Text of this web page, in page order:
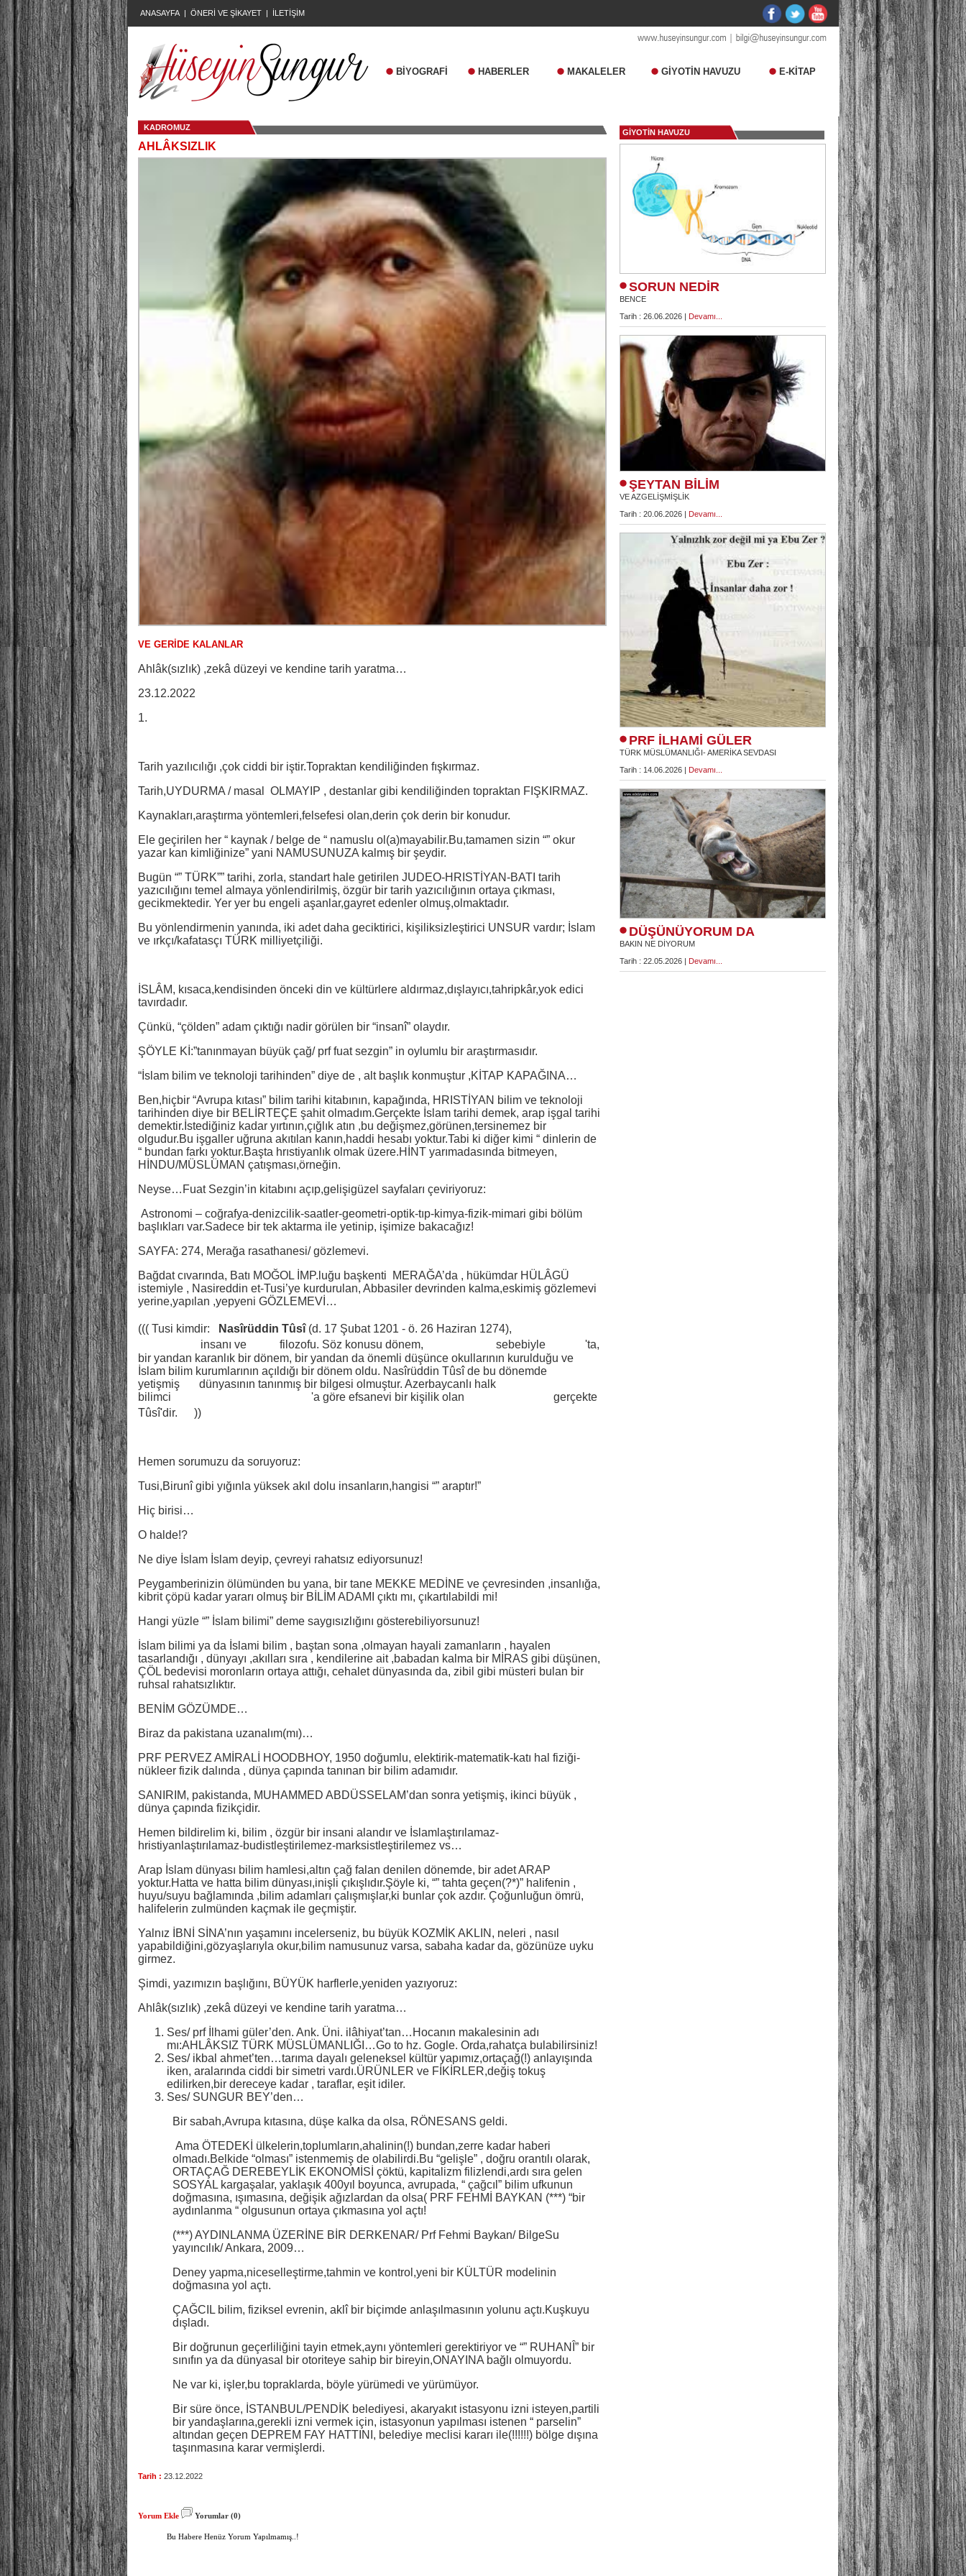
ANASAYFA | ÖNERİ VE ŞİKAYET | İLETİŞİM
BİYOGRAFİ HABERLER MAKALELER GİYOTİN HAVUZU E-KİTAP
KADROMUZ
AHLÂKSIZLIK
VE GERİDE KALANLAR
Ahlâk(sızlık) ,zekâ düzeyi ve kendine tarih yaratma…
23.12.2022
1.
Tarih yazılıcılığı ,çok ciddi bir iştir.Topraktan kendiliğinden fışkırmaz.
Tarih,UYDURMA / masal OLMAYIP , destanlar gibi kendiliğinden topraktan FIŞKIRMAZ.
Kaynakları,araştırma yöntemleri,felsefesi olan,derin çok derin bir konudur.
Ele geçirilen her “ kaynak / belge de “ namuslu ol(a)mayabilir.Bu,tamamen sizin “” okur
yazar kan kimliğinize” yani NAMUSUNUZA kalmış bir şeydir.
Bugün “” TÜRK”” tarihi, zorla, standart hale getirilen JUDEO-HRISTİYAN-BATI tarih
yazıcılığını temel almaya yönlendirilmiş, özgür bir tarih yazıcılığının ortaya çıkması,
gecikmektedir. Yer yer bu engeli aşanlar,gayret edenler olmuş,olmaktadır.
Bu yönlendirmenin yanında, iki adet daha geciktirici, kişiliksizleştirici UNSUR vardır; İslam
ve ırkçı/kafatasçı TÜRK milliyetçiliği.
İSLÂM, kısaca,kendisinden önceki din ve kültürlere aldırmaz,dışlayıcı,tahripkâr,yok edici
tavırdadır.
Çünkü, “çölden” adam çıktığı nadir görülen bir “insanî” olaydır.
ŞÖYLE Kİ:”tanınmayan büyük çağ/ prf fuat sezgin” in oylumlu bir araştırmasıdır.
“İslam bilim ve teknoloji tarihinden” diye de , alt başlık konmuştur ,KİTAP KAPAĞINA…
Ben,hiçbir “Avrupa kıtası” bilim tarihi kitabının, kapağında, HRISTİYAN bilim ve teknoloji
tarihinden diye bir BELİRTEÇE şahit olmadım.Gerçekte İslam tarihi demek, arap işgal tarihi
demektir.İstediğiniz kadar yırtının,çığlık atın ,bu değişmez,görünen,tersinemez bir
olgudur.Bu işgaller uğruna akıtılan kanın,haddi hesabı yoktur.Tabi ki diğer kimi “ dinlerin de
“ bundan farkı yoktur.Başta hrıstiyanlık olmak üzere.HİNT yarımadasında bitmeyen,
HİNDU/MÜSLÜMAN çatışması,örneğin.
Neyse…Fuat Sezgin’in kitabını açıp,gelişigüzel sayfaları çeviriyoruz:
Astronomi – coğrafya-denizcilik-saatler-geometri-optik-tıp-kimya-fizik-mimari gibi bölüm
başlıkları var.Sadece bir tek aktarma ile yetinip, işimize bakacağız!
SAYFA: 274, Merağa rasathanesi/ gözlemevi.
Bağdat cıvarında, Batı MOĞOL İMP.luğu başkenti MERAĞA’da , hükümdar HÜLÂGÜ
istemiyle , Nasireddin et-Tusi’ye kurdurulan, Abbasiler devrinden kalma,eskimiş gözlemevi
yerine,yapılan ,yepyeni GÖZLEMEVİ…
((( Tusi kimdir: Nasîrüddin Tûsî(d. 17 Şubat 1201 - ö. 26 Haziran 1274),
insanı ve filozofu. Söz konusu dönem, sebebiyle
'ta,
bir yandan karanlık bir dönem, bir yandan da önemli düşünce okullarının kurulduğu ve
İslam bilim kurumlarının açıldığı bir dönem oldu. Nasîrüddin Tûsî de bu dönemde
yetişmiş
dünyasının tanınmış bir bilgesi olmuştur. Azerbaycanlı halk
bilimci
'a göre efsanevi bir kişilik olan
gerçekte
Tûsî'dir.
))
Hemen sorumuzu da soruyoruz:
Tusi,Birunî gibi yığınla yüksek akıl dolu insanların,hangisi “” araptır!”
Hiç birisi…
O halde!?
Ne diye İslam İslam deyip, çevreyi rahatsız ediyorsunuz!
Peygamberinizin ölümünden bu yana, bir tane MEKKE MEDİNE ve çevresinden ,insanlığa,
kibrit çöpü kadar yararı olmuş bir BİLİM ADAMI çıktı mı, çıkartılabildi mi!
Hangi yüzle “” İslam bilimi” deme saygısızlığını gösterebiliyorsunuz!
İslam bilimi ya da İslami bilim , baştan sona ,olmayan hayali zamanların , hayalen
tasarlandığı , dünyayı ,akılları sıra , kendilerine ait ,babadan kalma bir MİRAS gibi düşünen,
ÇÖL bedevisi moronların ortaya attığı, cehalet dünyasında da, zibil gibi müsteri bulan bir
ruhsal rahatsızlıktır.
BENİM GÖZÜMDE…
Biraz da pakistana uzanalım(mı)…
PRF PERVEZ AMİRALİ HOODBHOY, 1950 doğumlu, elektirik-matematik-katı hal fiziği-
nükleer fizik dalında , dünya çapında tanınan bir bilim adamıdır.
SANIRIM, pakistanda, MUHAMMED ABDÜSSELAM’dan sonra yetişmiş, ikinci büyük ,
dünya çapında fizikçidir.
Hemen bildirelim ki, bilim , özgür bir insani alandır ve İslamlaştırılamaz-
hristiyanlaştırılamaz-budistleştirilemez-marksistleştirilemez vs…
Arap İslam dünyası bilim hamlesi,altın çağ falan denilen dönemde, bir adet ARAP
yoktur.Hatta ve hatta bilim dünyası,inişli çıkışlıdır.Şöyle ki, “” tahta geçen(?*)” halifenin ,
huyu/suyu bağlamında ,bilim adamları çalışmışlar,ki bunlar çok azdır. Çoğunluğun ömrü,
halifelerin zulmünden kaçmak ile geçmiştir.
Yalnız İBNİ SİNA’nın yaşamını incelerseniz, bu büyük KOZMİK AKLIN, neleri , nasıl
yapabildiğini,gözyaşlarıyla okur,bilim namusunuz varsa, sabaha kadar da, gözünüze uyku
girmez.
Şimdi, yazımızın başlığını, BÜYÜK harflerle,yeniden yazıyoruz:
Ahlâk(sızlık) ,zekâ düzeyi ve kendine tarih yaratma…
Ses/ prf İlhami güler’den. Ank. Üni. ilâhiyat’tan…Hocanın makalesinin adı
mı:AHLÂKSIZ TÜRK MÜSLÜMANLIĞI…Go to hz. Gogle. Orda,rahatça bulabilirsiniz!
Ses/ ikbal ahmet’ten…tarıma dayalı geleneksel kültür yapımız,ortaçağ(!) anlayışında
iken, aralarında ciddi bir simetri vardı.ÜRÜNLER ve FİKİRLER,değiş tokuş
edilirken,bir dereceye kadar , taraflar, eşit idiler.
Ses/ SUNGUR BEY’den…
Bir sabah,Avrupa kıtasına, düşe kalka da olsa, RÖNESANS geldi.
Ama ÖTEDEKİ ülkelerin,toplumların,ahalinin(!) bundan,zerre kadar haberi
olmadı.Belkide “olması” istenmemiş de olabilirdi.Bu “gelişle” , doğru orantılı olarak,
ORTAÇAĞ DEREBEYLİK EKONOMİSİ çöktü, kapitalizm filizlendi,ardı sıra gelen
SOSYAL kargaşalar, yaklaşık 400yıl boyunca, avrupada, “ çağcıl” bilim ufkunun
doğmasına, ışımasına, değişik ağızlardan da olsa( PRF FEHMİ BAYKAN (***) “bir
aydınlanma “ olgusunun ortaya çıkmasına yol açtı!
(***) AYDINLANMA ÜZERİNE BİR DERKENAR/ Prf Fehmi Baykan/ BilgeSu
yayıncılık/ Ankara, 2009…
Deney yapma,niceselleştirme,tahmin ve kontrol,yeni bir KÜLTÜR modelinin
doğmasına yol açtı.
ÇAĞCIL bilim, fiziksel evrenin, aklî bir biçimde anlaşılmasının yolunu açtı.Kuşkuyu
dışladı.
Bir doğrunun geçerliliğini tayin etmek,aynı yöntemleri gerektiriyor ve “” RUHANÎ” bir
sınıfın ya da dünyasal bir otoriteye sahip bir bireyin,ONAYINA bağlı olmuyordu.
Ne var ki, işler,bu topraklarda, böyle yürümedi ve yürümüyor.
Bir süre önce, İSTANBUL/PENDİK belediyesi, akaryakıt istasyonu izni isteyen,partili
bir yandaşlarına,gerekli izni vermek için, istasyonun yapılması istenen “ parselin”
altından geçen DEPREM FAY HATTINI, belediye meclisi kararı ile(!!!!!!) bölge dışına
taşınmasına karar vermişlerdi.
Tarih : 23.12.2022
Yorum Ekle Yorumlar (0)
Bu Habere Henüz Yorum Yapılmamış..!
GİYOTİN HAVUZU
SORUN NEDİR
BENCE
Tarih : 26.06.2026 | Devamı...
ŞEYTAN BİLİM
VE AZGELİŞMİŞLİK
Tarih : 20.06.2026 | Devamı...
PRF İLHAMİ GÜLER
TÜRK MÜSLÜMANLIĞI- AMERİKA SEVDASI
Tarih : 14.06.2026 | Devamı...
DÜŞÜNÜYORUM DA
BAKIN NE DİYORUM
Tarih : 22.05.2026 | Devamı...